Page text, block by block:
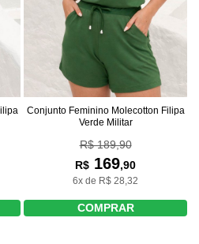
Conjunto Feminino Molecotton Filipa
Verde Militar
R$ 189,90
R$ 169,90
6x de R$ 28,32
COMPRAR